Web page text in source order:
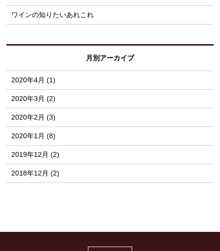
ワインの知りたいあれこれ
月別アーカイブ
2020年4月 (1)
2020年3月 (2)
2020年2月 (3)
2020年1月 (8)
2019年12月 (2)
2018年12月 (2)